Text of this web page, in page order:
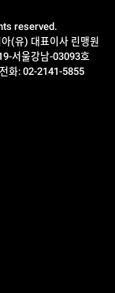
reserved.
(유) 대표이사 린맹원
서울강남-03093호
전화: 02-2141-5855